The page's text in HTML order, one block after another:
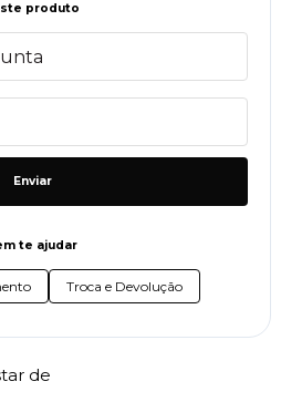
produto
Enviar
te ajudar
Troca e Devolução
de